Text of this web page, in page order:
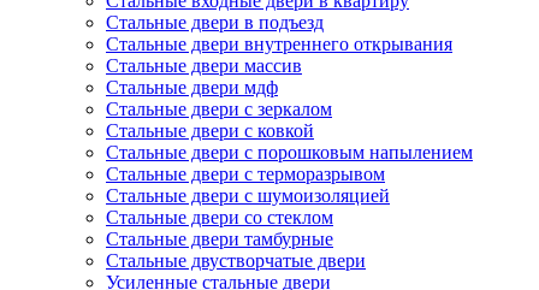
Стальные двери в подъезд
Стальные двери внутреннего открывания
Стальные двери массив
Стальные двери мдф
Стальные двери с зеркалом
Стальные двери с ковкой
Стальные двери с порошковым напылением
Стальные двери с терморазрывом
Стальные двери с шумоизоляцией
Стальные двери со стеклом
Стальные двери тамбурные
Стальные двустворчатые двери
Усиленные стальные двери